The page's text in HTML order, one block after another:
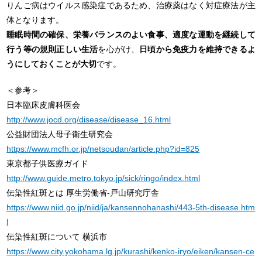
りんご病はウイルス感染症であるため、治療薬はなく対症療法が主
体となります。
睡眠時間の確保、栄養バランスのよい食事、適度な運動を継続して
行う等の規則正しい生活を心がけ、
日頃から免疫力を維持できるよ
うにしておくことが大切です。
＜参考＞
日本臨床皮膚科医会
http://www.jocd.org/disease/disease_16.html
公益財団法人母子衛生研究会
https://www.mcfh.or.jp/netsoudan/article.php?id=825
東京都子供医療ガイド
http://www.guide.metro.tokyo.jp/sick/ringo/index.html
伝染性紅斑とは 厚生労働省-戸山研究庁舎
https://www.niid.go.jp/niid/ja/kansennohanashi/443-5th-disease.htm
l
伝染性紅斑について 横浜市
https://www.city.yokohama.lg.jp/kurashi/kenko-iryo/eiken/kansen-ce